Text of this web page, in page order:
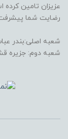
عزیزان تامین
رضایت شما پیشرفت
شعبه اصلی:بندر عباس
شعبه دوم: جزیره